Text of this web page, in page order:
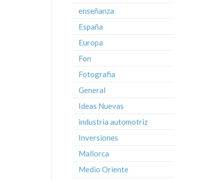
enseñanza
España
Europa
Fon
Fotografia
General
Ideas Nuevas
industria automotriz
Inversiones
Mallorca
Medio Oriente